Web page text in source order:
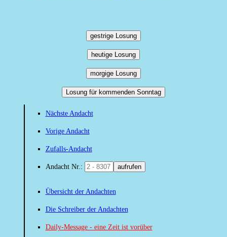
gestrige Losung
heutige Losung
morgige Losung
Losung für kommenden Sonntag
Nächste Andacht
Vorige Andacht
Zufalls-Andacht
Andacht Nr.: aufrufen
Übersicht der Andachten
Die Schreiber der Andachten
Daily-Message - eine Zeit ist vorüber